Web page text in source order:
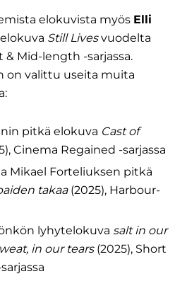
elokuvista myös Elli
Still Livesvuodelta
& Mid-length -sarjassa.
on valittu useita muita
pitkä elokuva Cast of
Cinema Regained -sarjassa
Mikael Forteliuksen pitkä
takaa(2025), Harbour-
lyhytelokuva salt in our
in our tears(2025), Short